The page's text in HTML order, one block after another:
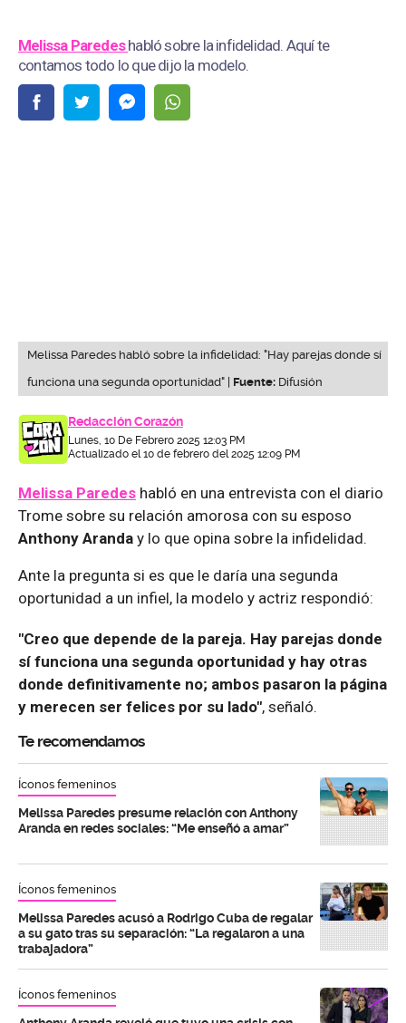
Melissa Paredeshabló sobre la infidelidad. Aquí te
contamos todo lo que dijo la modelo.
Melissa Paredes habló sobre la infidelidad: "Hay parejas donde sí
funciona una segunda oportunidad" | Fuente: Difusión
Redacción Corazón
Lunes, 10 De Febrero 2025 12:03 PM
Actualizado el 10 de febrero del 2025 12:09 PM
Melissa Paredes habló en una entrevista con el diario
Trome sobre su relación amorosa con su esposo
Anthony Aranda y lo que opina sobre la infidelidad.
Ante la pregunta si es que le daría una segunda
oportunidad a un infiel, la modelo y actriz respondió:
"Creo que depende de la pareja. Hay parejas donde
sí funciona una segunda oportunidad y hay otras
donde definitivamente no; ambos pasaron la página
y merecen ser felices por su lado", señaló.
Te recomendamos
Íconos femeninos
Melissa Paredes presume relación con Anthony
Aranda en redes sociales: “Me enseñó a amar”
Íconos femeninos
Melissa Paredes acusó a Rodrigo Cuba de regalar
a su gato tras su separación: “La regalaron a una
trabajadora”
Íconos femeninos